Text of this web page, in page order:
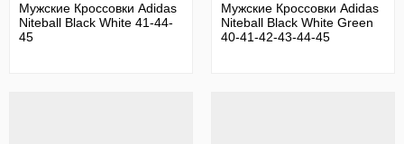
Мужские Кроссовки Adidas
Niteball Black White 41-44-
45
Мужские Кроссовки Adidas
Niteball Black White Green
40-41-42-43-44-45